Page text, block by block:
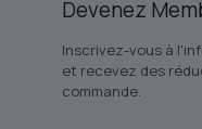
Devenez
Inscrivez-vous à
et recevez des
commande.